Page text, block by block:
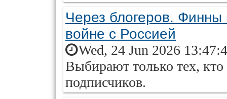
Через блогеров. Финны
войне с Россией
Wed, 24 Jun 2026
Выбирают только тех,
подписчиков.